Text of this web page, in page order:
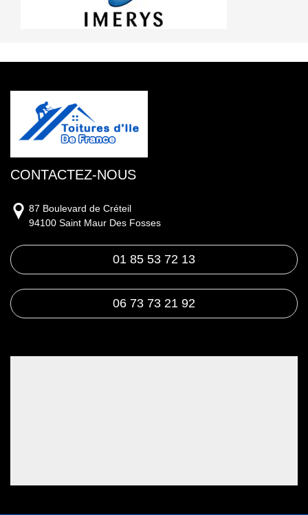
CONTACTEZ-NOUS
87 Boulevard de Créteil
94100 Saint Maur Des Fosses
01 85 53 72 13
06 73 73 21 92